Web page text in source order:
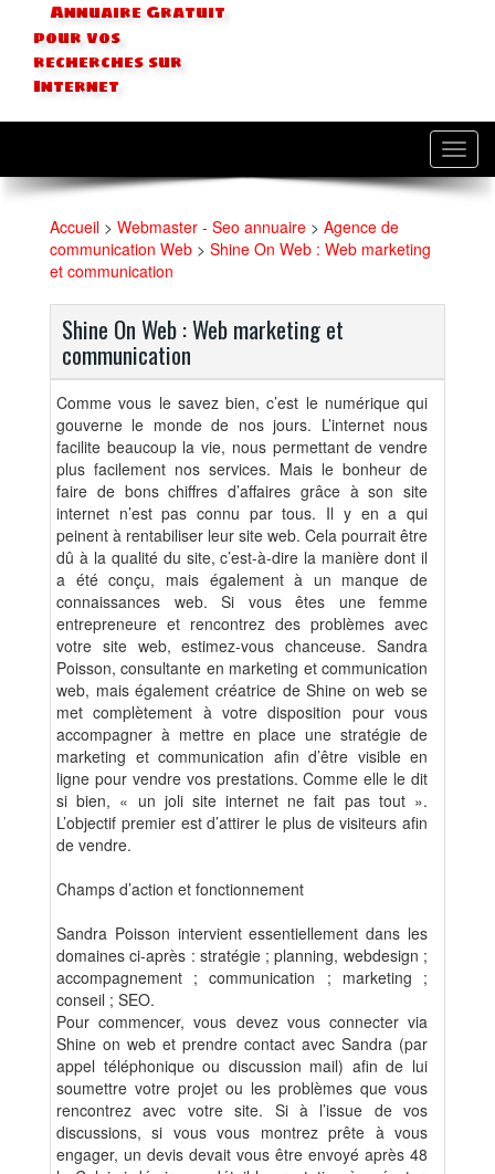
Annuaire Gratuit
pour vos
recherches sur
Internet
Accueil > Webmaster - Seo annuaire > Agence de
communication Web > Shine On Web : Web marketing
et communication
Shine On Web : Web marketing et
communication
Comme vous le savez bien, c’est le numérique qui
gouverne le monde de nos jours. L’internet nous
facilite beaucoup la vie, nous permettant de vendre
plus facilement nos services. Mais le bonheur de
faire de bons chiffres d’affaires grâce à son site
internet n’est pas connu par tous. Il y en a qui
peinent à rentabiliser leur site web. Cela pourrait être
dû à la qualité du site, c’est-à-dire la manière dont il
a été conçu, mais également à un manque de
connaissances web. Si vous êtes une femme
entrepreneure et rencontrez des problèmes avec
votre site web, estimez-vous chanceuse. Sandra
Poisson, consultante en marketing et communication
web, mais également créatrice de Shine on web se
met complètement à votre disposition pour vous
accompagner à mettre en place une stratégie de
marketing et communication afin d’être visible en
ligne pour vendre vos prestations. Comme elle le dit
si bien, « un joli site internet ne fait pas tout ».
L’objectif premier est d’attirer le plus de visiteurs afin
de vendre.
Champs d’action et fonctionnement
Sandra Poisson intervient essentiellement dans les
domaines ci-après : stratégie ; planning, webdesign ;
accompagnement ; communication ; marketing ;
conseil ; SEO.
Pour commencer, vous devez vous connecter via
Shine on web et prendre contact avec Sandra (par
appel téléphonique ou discussion mail) afin de lui
soumettre votre projet ou les problèmes que vous
rencontrez avec votre site. Si à l’issue de vos
discussions, si vous vous montrez prête à vous
engager, un devis devait vous être envoyé après 48